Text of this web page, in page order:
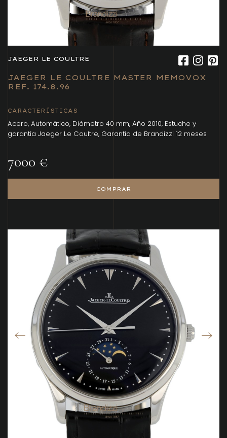
JAEGER LE COULTRE
JAEGER LE COULTRE MASTER MEMOVOX
REF. 174.8.96
CARACTERÍSTICAS
Acero, Automático, Diámetro 40 mm, Año 2010, Estuche y
garantía Jaeger Le Coultre, Garantía de Brandizzi 12 meses
7000 €
COMPRAR